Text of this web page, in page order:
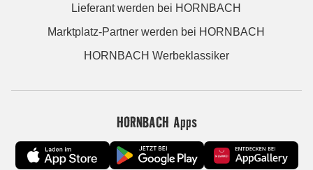
Lieferant werden bei HORNBACH
Marktplatz-Partner werden bei HORNBACH
HORNBACH Werbeklassiker
HORNBACH Apps